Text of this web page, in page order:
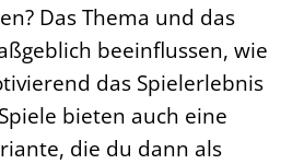
Das Thema und das
beeinflussen, wie
das Spielerlebnis
bieten auch eine
die du dann als